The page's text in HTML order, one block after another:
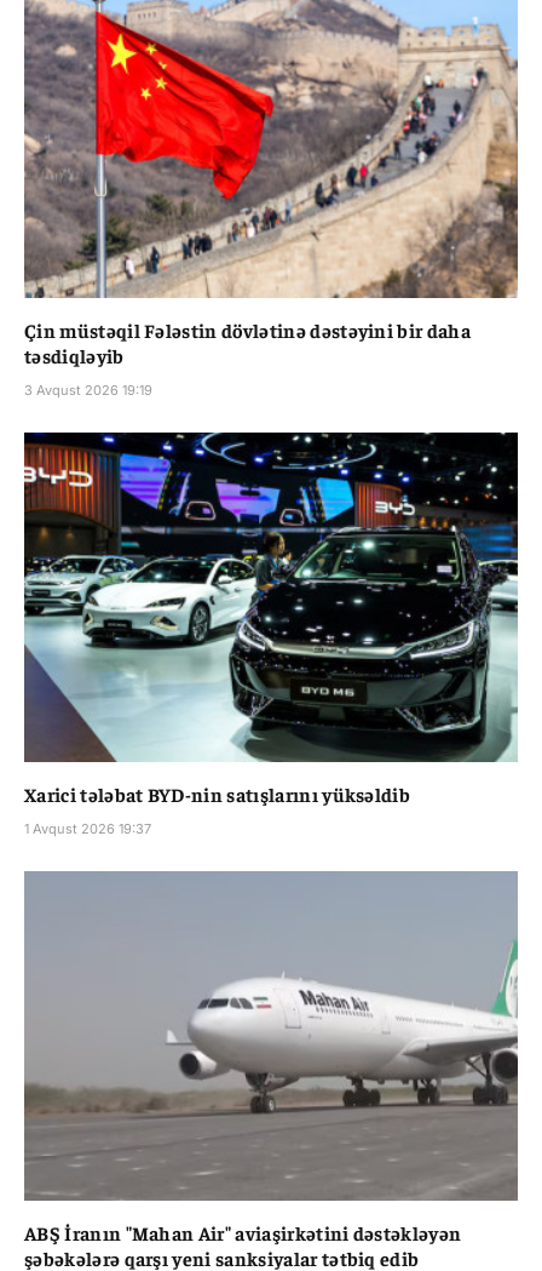
Çin müstəqil Fələstin dövlətinə dəstəyini bir daha
təsdiqləyib
3 Avqust 2026 19:19
Xarici tələbat BYD-nin satışlarını yüksəldib
1 Avqust 2026 19:37
ABŞ İranın "Mahan Air" aviaşirkətini dəstəkləyən
şəbəkələrə qarşı yeni sanksiyalar tətbiq edib